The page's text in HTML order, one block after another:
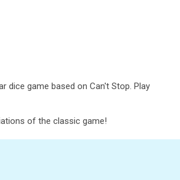
dice game based on Can't Stop. Play
of the classic game!